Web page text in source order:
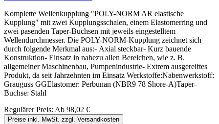
Komplette Wellenkupplung "POLY-NORM AR elastische
Kupplung" mit zwei Kupplungsschalen, einem Elastomerring und
zwei pasenden Taper-Buchsen mit jeweils eingestelltem
Wellendurchmesser. Die POLY-NORM-Kupplung zeichnet sich
durch folgende Merkmal aus:- Axial steckbar- Kurz bauende
Konstruktion- Einsatz in nahezu allen Bereichen, wie z. B.
allgemeiner Maschinenbau, Pumpenindustrie- Extrem ausgereiftes
Produkt, da seit Jahrzehnten im Einsatz Werkstoffe:Nabenwerkstoff:
Grauguss GGElastomer: Perbunan (NBR9 78 Shore-A)Taper-
Buchse: Stahl
Regulärer Preis: Ab 98,02 €
Preise inkl. MwSt. zzgl. Versandkosten